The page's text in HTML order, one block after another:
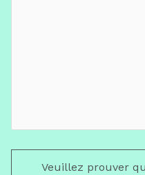
Veuillez prouver